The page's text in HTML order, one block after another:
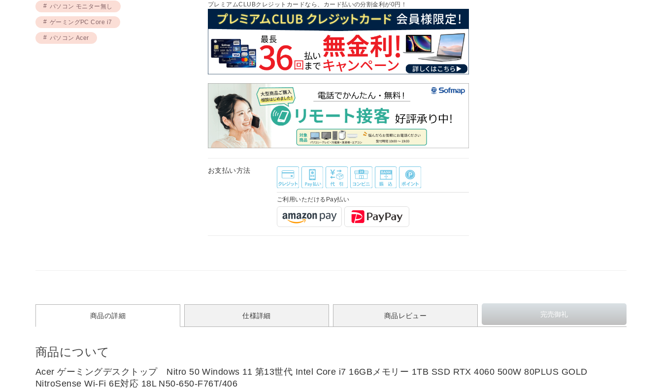
プレミアムCLUBクレジットカードなら、カード払いの分割金利が0円！
お支払い方法
ご利用いただけるPay払い
パソコン モニター無し
ゲーミングPC Core i7
パソコン Acer
商品の詳細 仕様詳細 商品レビュー
商品について
Acer ゲーミングデスクトップ Nitro 50 Windows 11 第13世代 Intel Core i7 16GBメモリー 1TB SSD RTX 4060 500W 80PLUS GOLD
NitroSense Wi-Fi 6E対応 18L N50-650-F76T/406